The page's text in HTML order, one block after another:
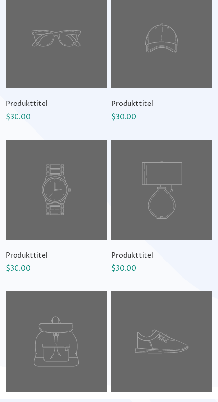
Produkttitel
$30.00
Produkttitel
$30.00
Produkttitel
$30.00
Produkttitel
$30.00